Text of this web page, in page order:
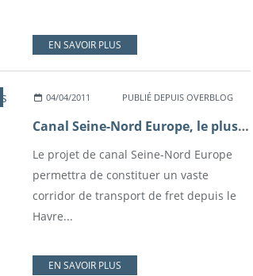
EN SAVOIR PLUS
04/04/2011 PUBLIÉ DEPUIS OVERBLOG
Canal Seine-Nord Europe, le plus grand projet fluvial européen
Le projet de canal Seine-Nord Europe
permettra de constituer un vaste
corridor de transport de fret depuis le
Havre...
EN SAVOIR PLUS